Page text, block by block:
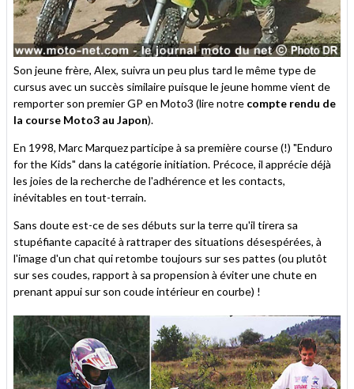
Son jeune frère, Alex, suivra un peu plus tard le même type de
cursus avec un succès similaire puisque le jeune homme vient de
remporter son premier GP en Moto3 (lire notre compte rendu de
la course Moto3 au Japon).
En 1998, Marc Marquez participe à sa première course (!) "Enduro
for the Kids" dans la catégorie initiation. Précoce, il apprécie déjà
les joies de la recherche de l'adhérence et les contacts,
inévitables en tout-terrain.
Sans doute est-ce de ses débuts sur la terre qu'il tirera sa
stupéfiante capacité à rattraper des situations désespérées, à
l'image d'un chat qui retombe toujours sur ses pattes (ou plutôt
sur ses coudes, rapport à sa propension à éviter une chute en
prenant appui sur son coude intérieur en courbe) !